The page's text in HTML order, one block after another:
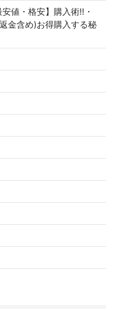
値・格安】購入術!!・
金含め)お得購入する秘